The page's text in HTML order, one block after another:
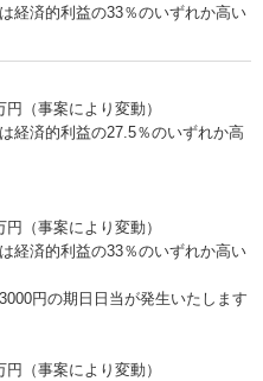
経済的利益の33％のいずれか高い
（事案により変動）
経済的利益の27.5％のいずれか高
（事案により変動）
経済的利益の33％のいずれか高い
円の期日日当が発生いたします
（事案により変動）